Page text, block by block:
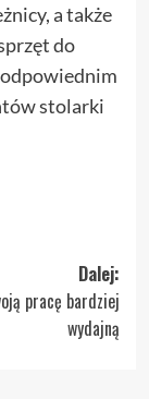
a także
do
stolarki
Dalej:
pracę bardziej
wydajną